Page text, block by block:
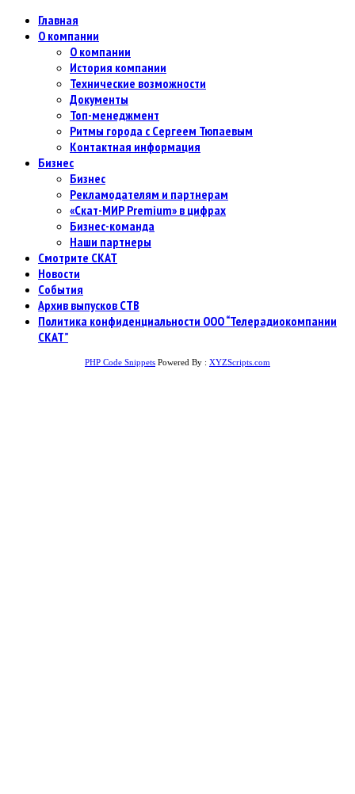
Главная
О компании
О компании
История компании
Технические возможности
Документы
Топ-менеджмент
Ритмы города с Сергеем Тюпаевым
Контактная информация
Бизнес
Бизнес
Рекламодателям и партнерам
«Скат-МИР Premium» в цифрах
Бизнес-команда
Наши партнеры
Смотрите СКАТ
Новости
События
Архив выпусков СТВ
Политика конфиденциальности ООО “Телерадиокомпании
СКАТ”
PHP Code Snippets Powered By : XYZScripts.com